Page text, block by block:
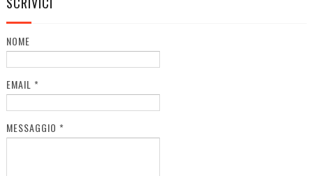
NOME
EMAIL *
MESSAGGIO *